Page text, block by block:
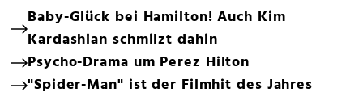
Baby-Glück bei Hamilton! Auch Kim
Kardashian schmilzt dahin
Psycho-Drama um Perez Hilton
"Spider-Man" ist der Filmhit des Jahres